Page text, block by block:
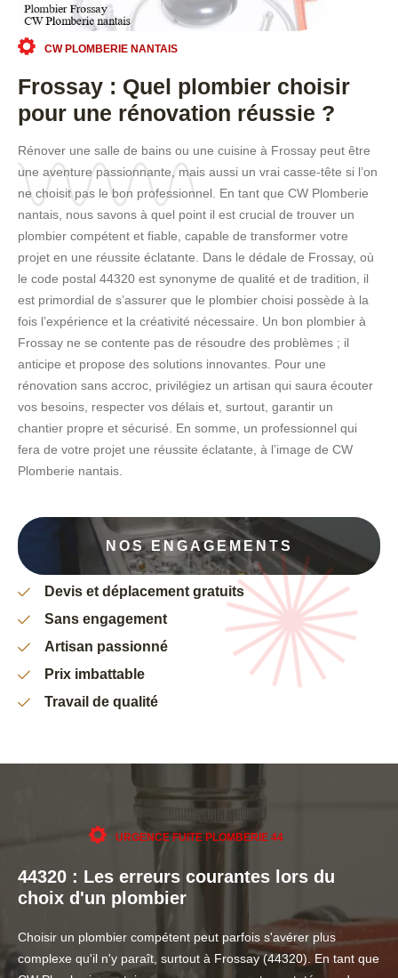
CW PLOMBERIE NANTAIS
Frossay : Quel plombier choisir
pour une rénovation réussie ?
Rénover une salle de bains ou une cuisine à Frossay peut être
une aventure passionnante, mais aussi un vrai casse-tête si l’on
ne choisit pas le bon professionnel. En tant que CW Plomberie
nantais, nous savons à quel point il est crucial de trouver un
plombier compétent et fiable, capable de transformer votre
projet en une réussite éclatante. Dans le dédale de Frossay, où
le code postal 44320 est synonyme de qualité et de tradition, il
est primordial de s’assurer que le plombier choisi possède à la
fois l’expérience et la créativité nécessaire. Un bon plombier à
Frossay ne se contente pas de résoudre des problèmes ; il
anticipe et propose des solutions innovantes. Pour une
rénovation sans accroc, privilégiez un artisan qui saura écouter
vos besoins, respecter vos délais et, surtout, garantir un
chantier propre et sécurisé. En somme, un professionnel qui
fera de votre projet une réussite éclatante, à l’image de CW
Plomberie nantais.
NOS ENGAGEMENTS
Devis et déplacement gratuits
Sans engagement
Artisan passionné
Prix imbattable
Travail de qualité
URGENCE FUITE PLOMBERIE 44
44320 : Les erreurs courantes lors du
choix d'un plombier
Choisir un plombier compétent peut parfois s'avérer plus
complexe qu'il n'y paraît, surtout à Frossay (44320). En tant que